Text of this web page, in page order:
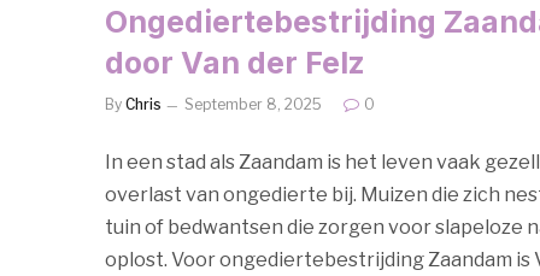
Ongediertebestrijding
door Van der Felz
By Chris September 8, 2025 0
In een stad als Zaandam is het leven vaak
overlast van ongedierte bij. Muizen die zich
tuin of bedwantsen die zorgen voor slapeloze
oplost. Voor ongediertebestrijding Zaandam